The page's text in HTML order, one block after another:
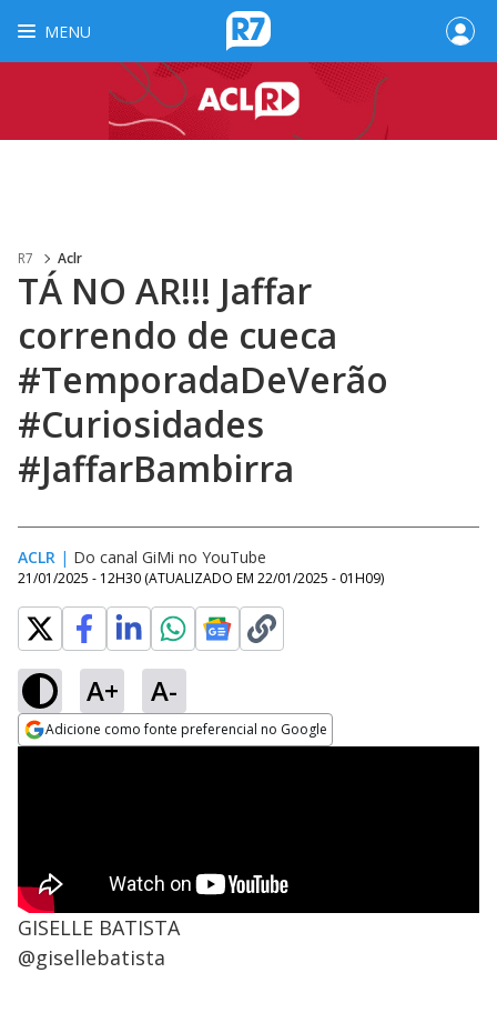
MENU
R7 Aclr
TÁ NO AR!!! Jaffar
correndo de cueca
#TemporadaDeVerão
#Curiosidades
#JaffarBambirra
ACLR | Do canal GiMi no YouTube
21/01/2025 - 12H30 (ATUALIZADO EM 22/01/2025 - 01H09)
A+ A-
Adicione como fonte preferencial no Google
GISELLE BATISTA
@gisellebatista